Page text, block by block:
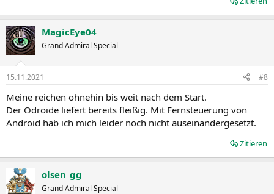
MagicEye04
Grand Admiral Special
15.11.2021 #8
Meine reichen ohnehin bis weit nach dem Start.
Der Odroide liefert bereits fleißig. Mit Fernsteuerung von
Android hab ich mich leider noch nicht auseinandergesetzt.
Zitieren
olsen_gg
Grand Admiral Special